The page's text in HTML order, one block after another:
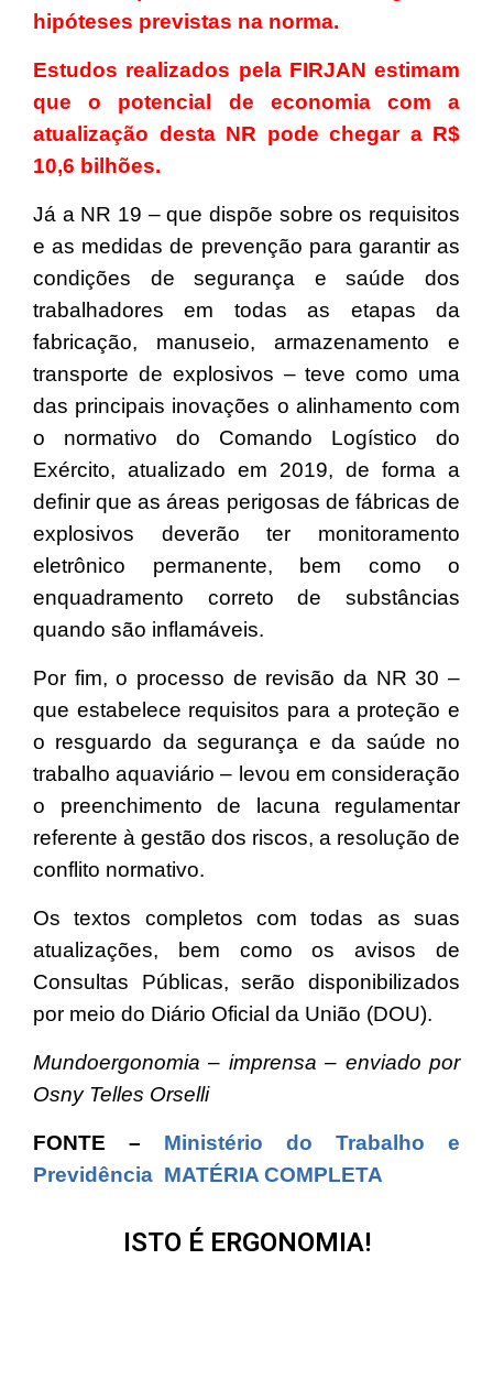
hipóteses previstas na norma.
Estudos realizados pela FIRJAN estimam
que o potencial de economia com a
atualização desta NR pode chegar a R$
10,6 bilhões.
Já a NR 19 – que dispõe sobre os requisitos
e as medidas de prevenção para garantir as
condições de segurança e saúde dos
trabalhadores em todas as etapas da
fabricação, manuseio, armazenamento e
transporte de explosivos – teve como uma
das principais inovações o alinhamento com
o normativo do Comando Logístico do
Exército, atualizado em 2019, de forma a
definir que as áreas perigosas de fábricas de
explosivos deverão ter monitoramento
eletrônico permanente, bem como o
enquadramento correto de substâncias
quando são inflamáveis.
Por fim, o processo de revisão da NR 30 –
que estabelece requisitos para a proteção e
o resguardo da segurança e da saúde no
trabalho aquaviário – levou em consideração
o preenchimento de lacuna regulamentar
referente à gestão dos riscos, a resolução de
conflito normativo.
Os textos completos com todas as suas
atualizações, bem como os avisos de
Consultas Públicas, serão disponibilizados
por meio do Diário Oficial da União (DOU).
Mundoergonomia – imprensa – enviado por
Osny Telles Orselli
FONTE – Ministério do Trabalho e
Previdência MATÉRIA COMPLETA
ISTO É ERGONOMIA!